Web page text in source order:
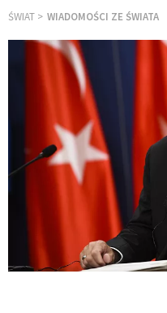
ŚWIAT WIADOMOŚCI ZE ŚWIATA